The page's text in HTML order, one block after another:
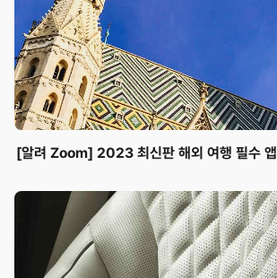
[알려 Zoom] 2023 최신판 해외 여행 필수 앱